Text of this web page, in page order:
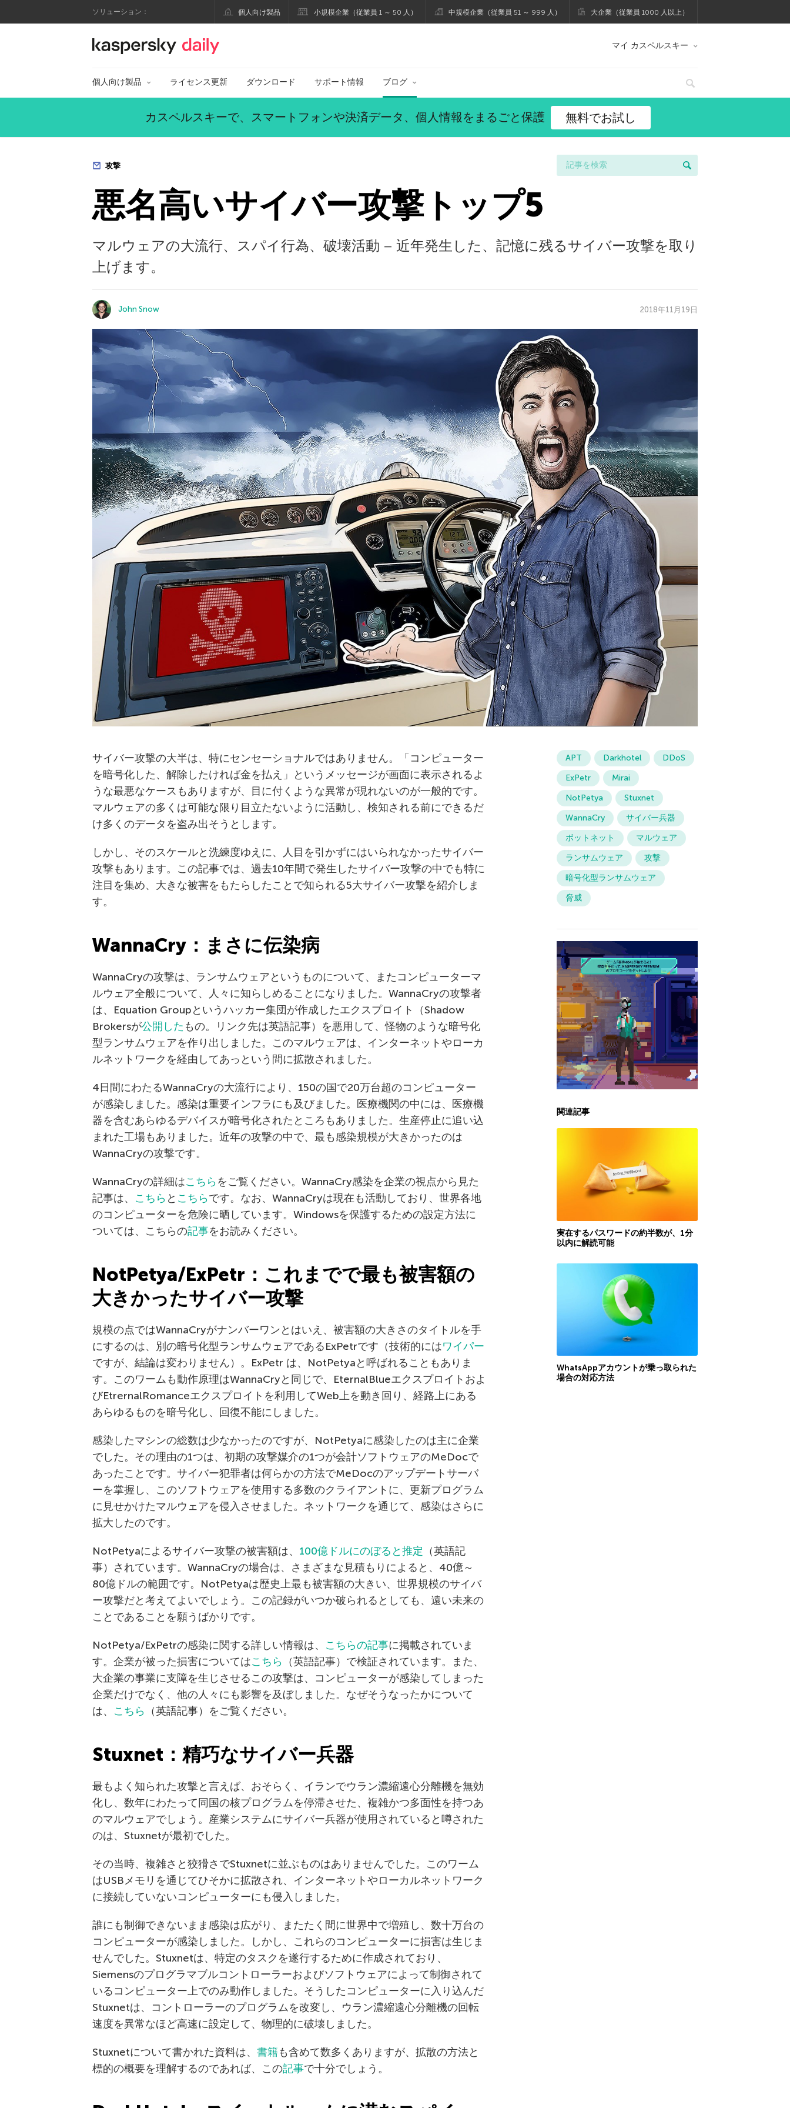
ソリューション： 個人向け製品 小規模企業（従業員 1 ～ 50 人） 中規模企業（従業員 51 ～ 999 人） 大企業（従業員 1000 人以上）
カスペルスキー公式ブログ マイ カスペルスキー
個人向け製品 ライセンス更新 ダウンロード サポート情報 ブログ
カスペルスキーで、スマートフォンや決済データ、個人情報をまるごと保護 無料でお試し
攻撃
悪名高いサイバー攻撃トップ5
マルウェアの大流行、スパイ行為、破壊活動 – 近年発生した、記憶に残るサイバー攻撃を取り
上げます。
John Snow 2018年11月19日
サイバー攻撃の大半は、特にセンセーショナルではありません。「コンピューター
を暗号化した、解除したければ金を払え」というメッセージが画面に表示されるよ
うな最悪なケースもありますが、目に付くような異常が現れないのが一般的です。
マルウェアの多くは可能な限り目立たないように活動し、検知される前にできるだ
け多くのデータを盗み出そうとします。
しかし、そのスケールと洗練度ゆえに、人目を引かずにはいられなかったサイバー
攻撃もあります。この記事では、過去10年間で発生したサイバー攻撃の中でも特に
注目を集め、大きな被害をもたらしたことで知られる5大サイバー攻撃を紹介しま
す。
WannaCry：まさに伝染病
WannaCryの攻撃は、ランサムウェアというものについて、またコンピューターマ
ルウェア全般について、人々に知らしめることになりました。WannaCryの攻撃者
は、Equation Groupというハッカー集団が作成したエクスプロイト（Shadow
Brokersが公開した もの。リンク先は英語記事）を悪用して、怪物のような暗号化
型ランサムウェアを作り出しました。このマルウェアは、インターネットやローカ
ルネットワークを経由してあっという間に拡散されました。
4日間にわたるWannaCryの大流行により、150の国で20万台超のコンピューター
が感染しました。感染は重要インフラにも及びました。医療機関の中には、医療機
器を含むあらゆるデバイスが暗号化されたところもありました。生産停止に追い込
まれた工場もありました。近年の攻撃の中で、最も感染規模が大きかったのは
WannaCryの攻撃です。
WannaCryの詳細はこちらをご覧ください。WannaCry感染を企業の視点から見た
記事は、 こちら と こちらです。なお、WannaCryは現在も活動しており、世界各地
のコンピューターを危険に晒しています。Windowsを保護するための設定方法に
ついては、こちらの記事をお読みください。
NotPetya/ExPetr：これまでで最も被害額の
大きかったサイバー攻撃
規模の点ではWannaCryがナンバーワンとはいえ、被害額の大きさのタイトルを手
にするのは、別の暗号化型ランサムウェアであるExPetrです（技術的にはワイパー
ですが、結論は変わりません）。ExPetr は、NotPetyaと呼ばれることもありま
す。このワームも動作原理はWannaCryと同じで、EternalBlueエクスプロイトおよ
びEtrernalRomanceエクスプロイトを利用してWeb上を動き回り、経路上にある
あらゆるものを暗号化し、回復不能にしました。
感染したマシンの総数は少なかったのですが、NotPetyaに感染したのは主に企業
でした。その理由の1つは、初期の攻撃媒介の1つが会計ソフトウェアのMeDocで
あったことです。サイバー犯罪者は何らかの方法でMeDocのアップデートサーバ
ーを掌握し、このソフトウェアを使用する多数のクライアントに、更新プログラム
に見せかけたマルウェアを侵入させました。ネットワークを通じて、感染はさらに
拡大したのです。
NotPetyaによるサイバー攻撃の被害額は、 100億ドルにのぼると推定 （英語記
事）されています。WannaCryの場合は、さまざまな見積もりによると、40億～
80億ドルの範囲です。NotPetyaは歴史上最も被害額の大きい、世界規模のサイバ
ー攻撃だと考えてよいでしょう。この記録がいつか破られるとしても、遠い未来の
ことであることを願うばかりです。
NotPetya/ExPetrの感染に関する詳しい情報は、 こちらの記事に掲載されていま
す。企業が被った損害についてはこちら （英語記事）で検証されています。また、
大企業の事業に支障を生じさせるこの攻撃は、コンピューターが感染してしまった
企業だけでなく、他の人々にも影響を及ぼしました。なぜそうなったかについて
は、 こちら （英語記事）をご覧ください。
Stuxnet：精巧なサイバー兵器
最もよく知られた攻撃と言えば、おそらく、イランでウラン濃縮遠心分離機を無効
化し、数年にわたって同国の核プログラムを停滞させた、複雑かつ多面性を持つあ
のマルウェアでしょう。産業システムにサイバー兵器が使用されていると噂された
のは、Stuxnetが最初でした。
その当時、複雑さと狡猾さでStuxnetに並ぶものはありませんでした。このワーム
はUSBメモリを通じてひそかに拡散され、インターネットやローカルネットワーク
に接続していないコンピューターにも侵入しました。
誰にも制御できないまま感染は広がり、またたく間に世界中で増殖し、数十万台の
コンピューターが感染しました。しかし、これらのコンピューターに損害は生じま
せんでした。Stuxnetは、特定のタスクを遂行するために作成されており、
Siemensのプログラマブルコントローラーおよびソフトウェアによって制御されて
いるコンピューター上でのみ動作しました。そうしたコンピューターに入り込んだ
Stuxnetは、コントローラーのプログラムを改変し、ウラン濃縮遠心分離機の回転
速度を異常なほど高速に設定して、物理的に破壊しました。
Stuxnetについて書かれた資料は、 書籍も含めて数多くありますが、拡散の方法と
標的の概要を理解するのであれば、この記事で十分でしょう。
APT Darkhotel
DDoS
ExPetr
Mirai
NotPetya
Stuxnet
WannaCry
サイバー兵器
ボットネット
マルウェア
ランサムウェア
攻撃
暗号化型ランサムウェア
脅威
関連記事
実在するパスワードの約半数が、1分
以内に解読可能
WhatsAppアカウントが乗っ取られた
場合の対応方法